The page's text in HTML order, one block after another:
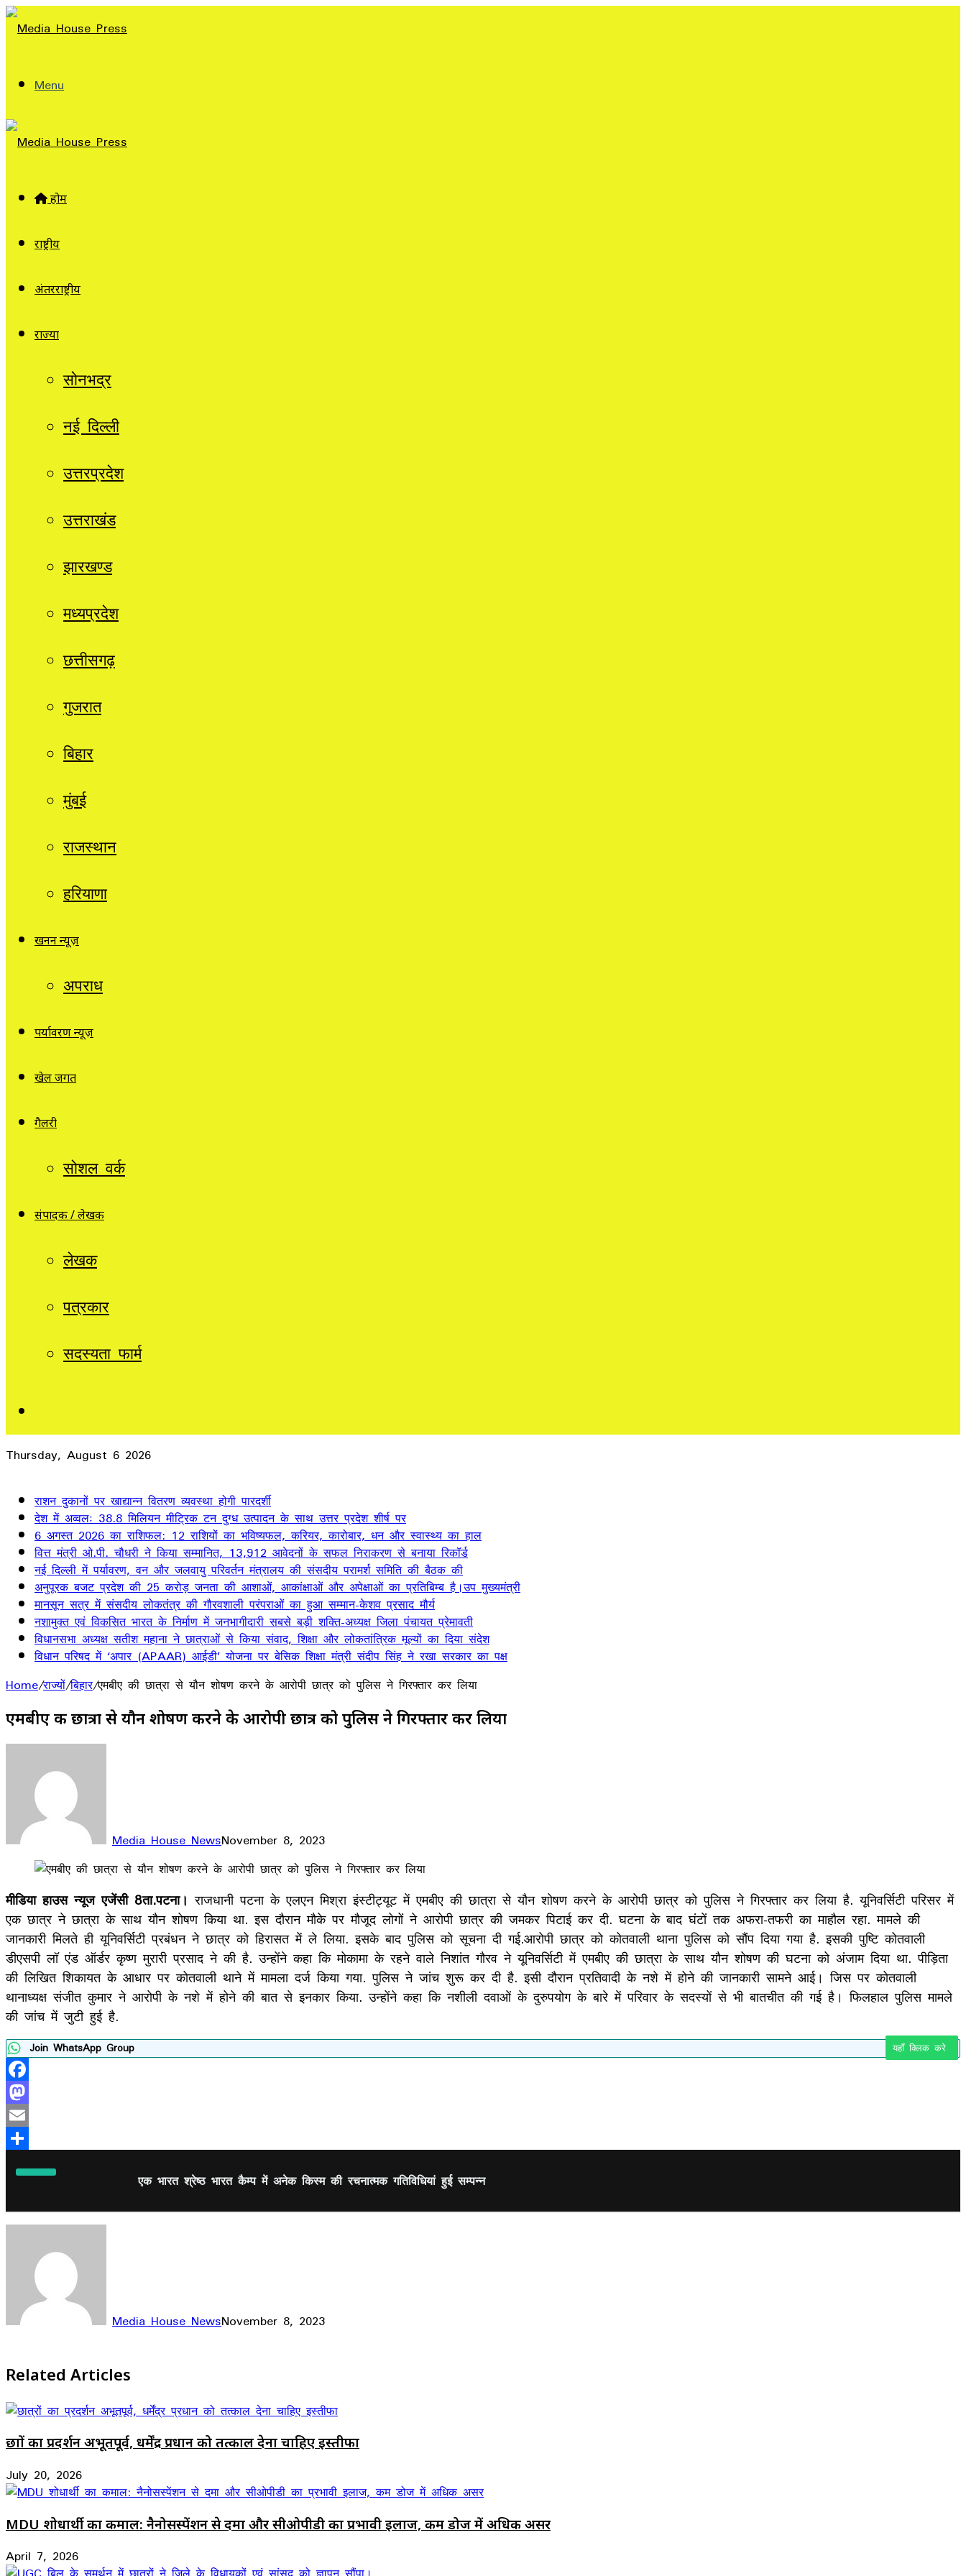
Menu
होम
राष्ट्रीय
अंतरराष्ट्रीय
राज्यों
सोनभद्र
नई दिल्ली
उत्तरप्रदेश
उत्तराखंड
झारखण्ड
मध्यप्रदेश
छत्तीसगढ़
गुजरात
बिहार
मुंबई
राजस्थान
हरियाणा
खनन न्यूज़
अपराध
पर्यावरण न्यूज़
खेल जगत
गैलरी
सोशल वर्क
संपादक / लेखक
लेखक
पत्रकार
सदस्यता फार्म
Thursday, August 6 2026
राशन दुकानों पर खाद्यान्न वितरण व्यवस्था होगी पारदर्शी
देश में अव्वलः 38.8 मिलियन मीट्रिक टन दुग्ध उत्पादन के साथ उत्तर प्रदेश शीर्ष पर
6 अगस्त 2026 का राशिफल: 12 राशियों का भविष्यफल, करियर, कारोबार, धन और स्वास्थ्य का हाल
वित्त मंत्री ओ.पी. चौधरी ने किया सम्मानित, 13,912 आवेदनों के सफल निराकरण से बनाया रिकॉर्ड
नई दिल्ली में पर्यावरण, वन और जलवायु परिवर्तन मंत्रालय की संसदीय परामर्श समिति की बैठक की
अनुपूरक बजट प्रदेश की 25 करोड़ जनता की आशाओं, आकांक्षाओं और अपेक्षाओं का प्रतिबिम्ब है।उप मुख्यमंत्री
मानसून सत्र में संसदीय लोकतंत्र की गौरवशाली परंपराओं का हुआ सम्मान-केशव प्रसाद मौर्य
नशामुक्त एवं विकसित भारत के निर्माण में जनभागीदारी सबसे बड़ी शक्ति-अध्यक्ष जिला पंचायत प्रेमावती
विधानसभा अध्यक्ष सतीश महाना ने छात्राओं से किया संवाद, शिक्षा और लोकतांत्रिक मूल्यों का दिया संदेश
विधान परिषद में ‘अपार (APAAR) आईडी’ योजना पर बेसिक शिक्षा मंत्री संदीप सिंह ने रखा सरकार का पक्ष
Home/राज्यों/बिहार/एमबीए की छात्रा से यौन शोषण करने के आरोपी छात्र को पुलिस ने गिरफ्तार कर लिया
एमबीए की छात्रा से यौन शोषण करने के आरोपी छात्र को पुलिस ने गिरफ्तार कर लिया
Media House NewsNovember 8, 2023
Facebook
LinkedIn
WhatsApp
Telegram
मीडिया हाउस न्यूज एजेंसी 8ता.पटना। राजधानी पटना के एलएन मिश्रा इंस्टीट्यूट में एमबीए की छात्रा से यौन शोषण करने के आरोपी छात्र को पुलिस ने गिरफ्तार कर लिया है. यूनिवर्सिटी परिसर में
एक छात्र ने छात्रा के साथ यौन शोषण किया था. इस दौरान मौके पर मौजूद लोगों ने आरोपी छात्र की जमकर पिटाई कर दी. घटना के बाद घंटों तक अफरा-तफरी का माहौल रहा. मामले की
जानकारी मिलते ही यूनिवर्सिटी प्रबंधन ने छात्र को हिरासत में ले लिया. इसके बाद पुलिस को सूचना दी गई.आरोपी छात्र को कोतवाली थाना पुलिस को सौंप दिया गया है. इसकी पुष्टि कोतवाली
डीएसपी लॉ एंड ऑर्डर कृष्ण मुरारी प्रसाद ने की है. उन्होंने कहा कि मोकामा के रहने वाले निशांत गौरव ने यूनिवर्सिटी में एमबीए की छात्रा के साथ यौन शोषण की घटना को अंजाम दिया था. पीड़िता
की लिखित शिकायत के आधार पर कोतवाली थाने में मामला दर्ज किया गया. पुलिस ने जांच शुरू कर दी है. इसी दौरान प्रतिवादी के नशे में होने की जानकारी सामने आई। जिस पर कोतवाली
थानाध्यक्ष संजीत कुमार ने आरोपी के नशे में होने की बात से इनकार किया. उन्होंने कहा कि नशीली दवाओं के दुरुपयोग के बारे में परिवार के सदस्यों से भी बातचीत की गई है। फिलहाल पुलिस मामले
की जांच में जुटी हुई है.
Join WhatsApp Group यहाँ क्लिक करे
Facebook
Mastodon
Email
एक भारत श्रेष्ठ भारत कैम्प में अनेक किस्म की रचनात्मक गतिविधियां हुई सम्पन्न
Media House NewsNovember 8, 2023
Related Articles
छात्रों का प्रदर्शन अभूतपूर्व, धर्मेंद्र प्रधान को तत्काल देना चाहिए इस्तीफा
July 20, 2026
MDU शोधार्थी का कमाल: नैनोसस्पेंशन से दमा और सीओपीडी का प्रभावी इलाज, कम डोज में अधिक असर
April 7, 2026